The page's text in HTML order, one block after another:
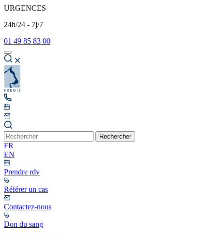
URGENCES
24h/24 - 7j/7
01 49 85 83 00
Rechercher
FR
EN
Prendre rdv
Référer un cas
Contactez-nous
Don du sang